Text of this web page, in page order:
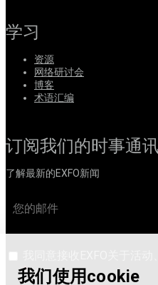
我们使用cookie
公
合
伙
应
学习
资源
网络研讨会
博客
术语汇编
订阅我们的时事通讯
了解最新的EXFO新闻